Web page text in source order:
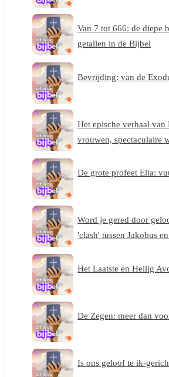
Van 7 tot 666: de diepe
getallen in de Bijbel
Bevrijding: van de
Het epische verhaal van
vrouwen, spectaculaire
De grote profeet Elia:
Word je gered door
'clash' tussen Jakobus
Het Laatste en Heilig
De Zegen: meer dan
Is ons geloof te ik-